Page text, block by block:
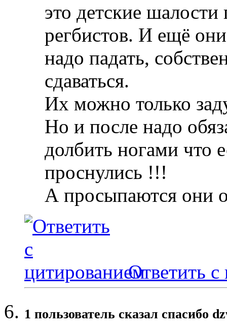
это детские
регбистов. И ещё
надо падать,
сдаваться.
Их можно только
Но и после надо
долбить ногами что
проснулись !!!
А просыпаются они
Ответить с
1 пользователь сказал cпасибо